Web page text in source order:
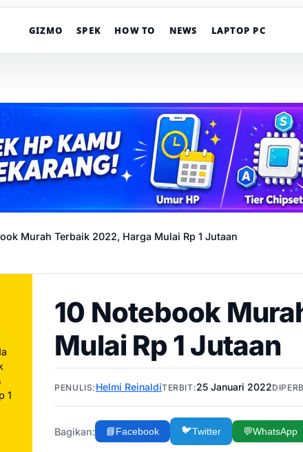
GIZMO SPEK HOW TO NEWS LAPTOP PC
Murah Terbaik 2022, Harga Mulai Rp 1 Jutaan
1
10 Notebook
Mulai Rp 1 Jutaan
PENULIS: Helmi ReinaldiTERBIT:25 Januari 2022
Bagikan: 📘Facebook 🐦Twitter 💬WhatsApp